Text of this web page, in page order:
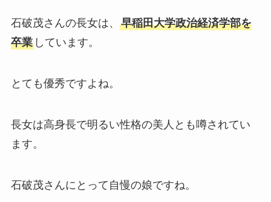
石破茂さんの長女は、 早稲田大学政治経済学部を
卒業しています。
とても優秀ですよね。
長女は高身長で明るい性格の美人とも噂されてい
ます。
石破茂さんにとって自慢の娘ですね。